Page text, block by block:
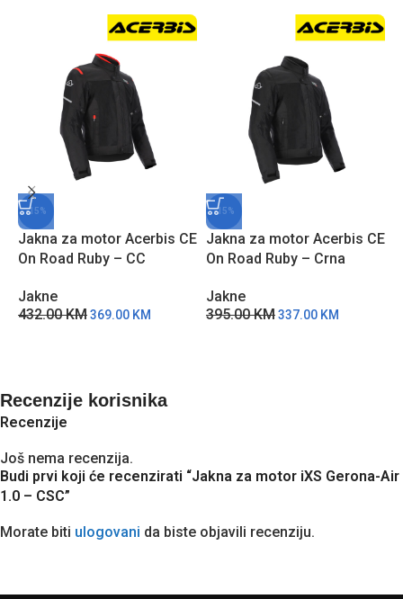
-15%
Jakna za motor Acerbis CE
On Road Ruby – CC
Jakne
432.00KM369.00 KM
-15%
Jakna za motor Acerbis CE
On Road Ruby – Crna
Jakne
395.00KM337.00 KM
Recenzije korisnika
Recenzije
Još nema recenzija.
Budi prvi koji će recenzirati “Jakna za motor iXS Gerona-Air
1.0 – CSC”
Morate biti ulogovani da biste objavili recenziju.